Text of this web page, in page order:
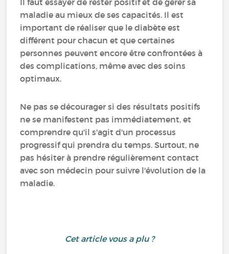
Il faut essayer de rester positif et de gérer sa
maladie au mieux de ses capacités. Il est
important de réaliser que le diabète est
différent pour chacun et que certaines
personnes peuvent encore être confrontées à
des complications, même avec des soins
optimaux.
Ne pas se décourager si des résultats positifs
ne se manifestent pas immédiatement, et
comprendre qu'il s'agit d'un processus
progressif qui prendra du temps. Surtout, ne
pas hésiter à prendre régulièrement contact
avec son médecin pour suivre l'évolution de la
maladie.
Cet article vous a plu ?